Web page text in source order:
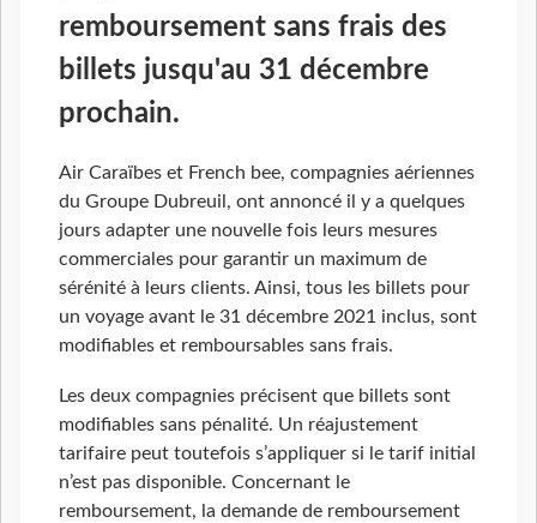
remboursement sans frais des
billets jusqu'au 31 décembre
prochain.
Air Caraïbes et French bee, compagnies aériennes
du Groupe Dubreuil, ont annoncé il y a quelques
jours adapter une nouvelle fois leurs mesures
commerciales pour garantir un maximum de
sérénité à leurs clients. Ainsi, tous les billets pour
un voyage avant le 31 décembre 2021 inclus, sont
modifiables et remboursables sans frais.
Les deux compagnies précisent que billets sont
modifiables sans pénalité. Un réajustement
tarifaire peut toutefois s’appliquer si le tarif initial
n’est pas disponible. Concernant le
remboursement, la demande de remboursement